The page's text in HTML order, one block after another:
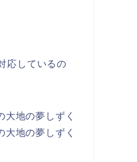
応しているの
地の夢しずく
地の夢しずく